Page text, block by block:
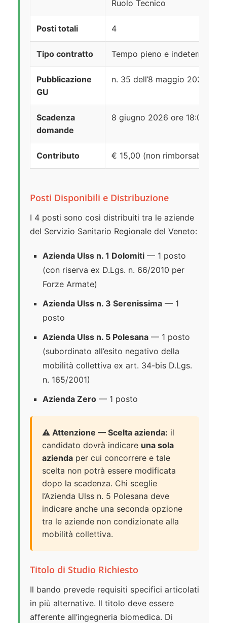
Ruolo Tecnico
Posti totali 4
Tipo contratto Tempo pieno e indeterminato
Pubblicazione
GU
n. 35 dell’8 maggio 2026
Scadenza
domande
8 giugno 2026 ore 18:00
Contributo € 15,00 (non rimborsabile)
Posti Disponibili e Distribuzione
I 4 posti sono così distribuiti tra le aziende
del Servizio Sanitario Regionale del Veneto:
Azienda Ulss n. 1 Dolomiti — 1 posto
(con riserva ex D.Lgs. n. 66/2010 per
Forze Armate)
Azienda Ulss n. 3 Serenissima — 1
posto
Azienda Ulss n. 5 Polesana — 1 posto
(subordinato all’esito negativo della
mobilità collettiva ex art. 34-bis D.Lgs.
n. 165/2001)
Azienda Zero — 1 posto
⚠️ Attenzione — Scelta azienda: il
candidato dovrà indicare una sola
azienda per cui concorrere e tale
scelta non potrà essere modificata
dopo la scadenza. Chi sceglie
l’Azienda Ulss n. 5 Polesana deve
indicare anche una seconda opzione
tra le aziende non condizionate alla
mobilità collettiva.
Titolo di Studio Richiesto
Il bando prevede requisiti specifici articolati
in più alternative. Il titolo deve essere
afferente all’ingegneria biomedica. Di